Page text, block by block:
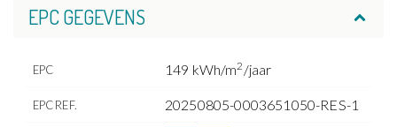
EPC GEGEVENS
EPC 149 kWh/m2 /jaar
EPC REF. 20250805-0003651050-RES-1